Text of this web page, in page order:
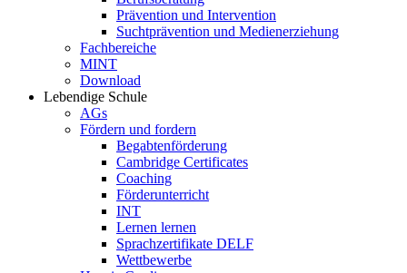
Prävention und Intervention
Suchtprävention und Medienerziehung
Fachbereiche
MINT
Download
Lebendige Schule
AGs
Fördern und fordern
Begabtenförderung
Cambridge Certificates
Coaching
Förderunterricht
INT
Lernen lernen
Sprachzertifikate DELF
Wettbewerbe